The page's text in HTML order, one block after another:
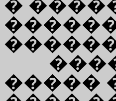
�
�����